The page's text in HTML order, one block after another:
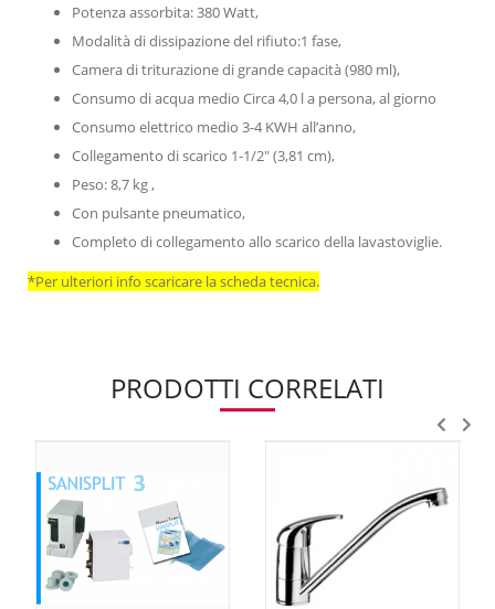
Potenza assorbita: 380 Watt,
Modalità di dissipazione del rifiuto:1 fase,
Camera di triturazione di grande capacità (980 ml),
Consumo di acqua medio Circa 4,0 l a persona, al giorno
Consumo elettrico medio 3-4 KWH all’anno,
Collegamento di scarico 1-1/2" (3,81 cm),
Peso: 8,7 kg ,
Con pulsante pneumatico,
Completo di collegamento allo scarico della lavastoviglie.
*Per ulteriori info scaricare la scheda tecnica.
PRODOTTI CORRELATI